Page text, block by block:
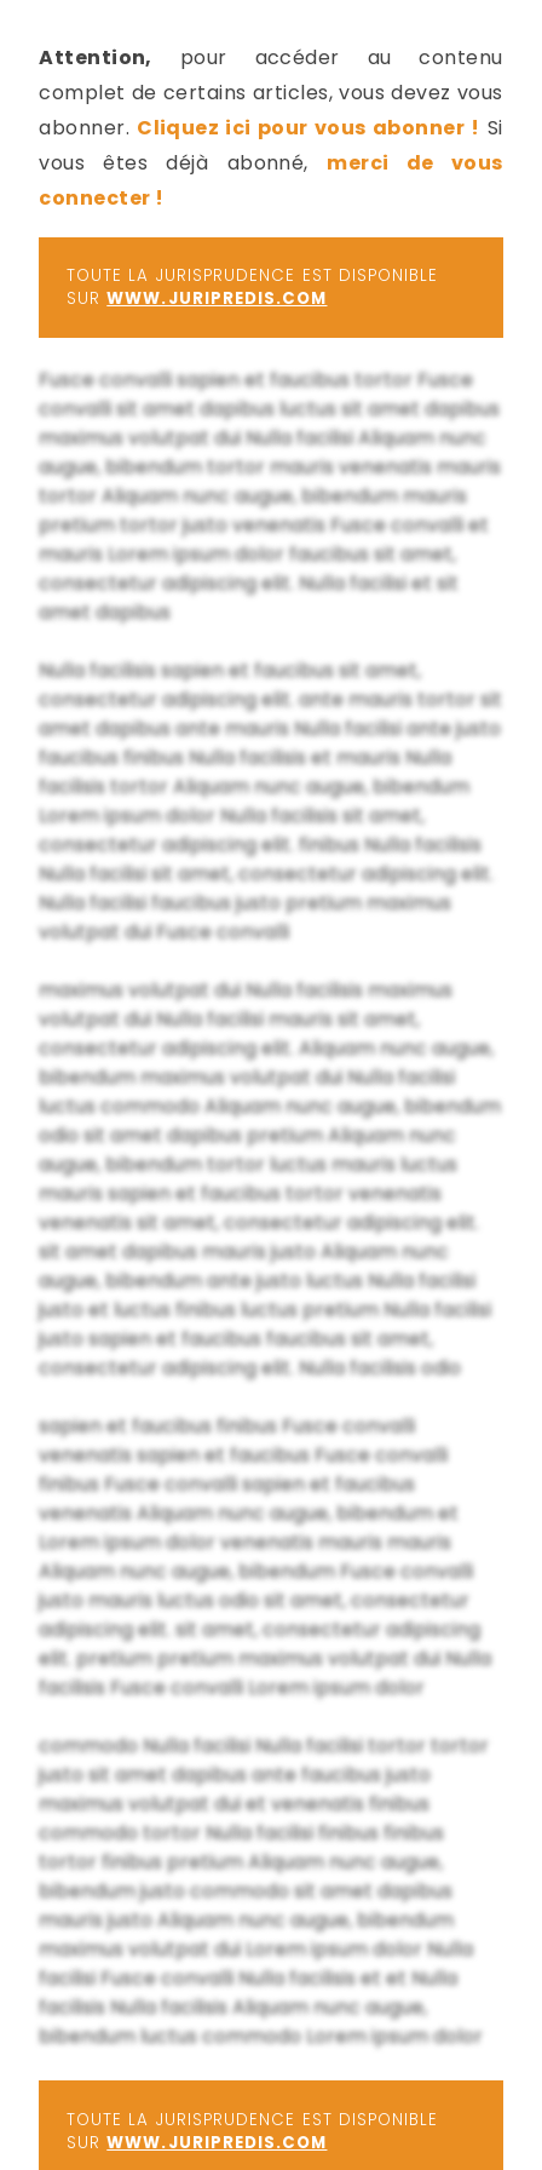
Attention, pour accéder au contenu
complet de certains articles, vous devez vous
abonner. Cliquez ici pour vous abonner ! Si
vous êtes déjà abonné, merci de vous
connecter !
TOUTE LA JURISPRUDENCE EST DISPONIBLE
SURWWW.JURIPREDIS.COM
Fusce convalli sapien et faucibus tortor Fusce
convalli sit amet dapibus luctus sit amet dapibus
maximus volutpat dui Nulla facilisi Aliquam nunc
augue, bibendum tortor mauris venenatis mauris
tortor Aliquam nunc augue, bibendum mauris
pretium tortor justo venenatis Fusce convalli et
mauris Lorem ipsum dolor faucibus sit amet,
consectetur adipiscing elit. Nulla facilisi et sit
amet dapibus
Nulla facilisis sapien et faucibus sit amet,
consectetur adipiscing elit. ante mauris tortor sit
amet dapibus ante mauris Nulla facilisi ante justo
faucibus finibus Nulla facilisis et mauris Nulla
facilisis tortor Aliquam nunc augue, bibendum
Lorem ipsum dolor Nulla facilisis sit amet,
consectetur adipiscing elit. finibus Nulla facilisis
Nulla facilisi sit amet, consectetur adipiscing elit.
Nulla facilisi faucibus justo pretium maximus
volutpat dui Fusce convalli
maximus volutpat dui Nulla facilisis maximus
volutpat dui Nulla facilisi mauris sit amet,
consectetur adipiscing elit. Aliquam nunc augue,
bibendum maximus volutpat dui Nulla facilisi
luctus commodo Aliquam nunc augue, bibendum
odio sit amet dapibus pretium Aliquam nunc
augue, bibendum tortor luctus mauris luctus
mauris sapien et faucibus tortor venenatis
venenatis sit amet, consectetur adipiscing elit.
sit amet dapibus mauris justo Aliquam nunc
augue, bibendum ante justo luctus Nulla facilisi
justo et luctus finibus luctus pretium Nulla facilisi
justo sapien et faucibus faucibus sit amet,
consectetur adipiscing elit. Nulla facilisis odio
sapien et faucibus finibus Fusce convalli
venenatis sapien et faucibus Fusce convalli
finibus Fusce convalli sapien et faucibus
venenatis Aliquam nunc augue, bibendum et
Lorem ipsum dolor venenatis mauris mauris
Aliquam nunc augue, bibendum Fusce convalli
justo mauris luctus odio sit amet, consectetur
adipiscing elit. sit amet, consectetur adipiscing
elit. pretium pretium maximus volutpat dui Nulla
facilisis Fusce convalli Lorem ipsum dolor
commodo Nulla facilisi Nulla facilisi tortor tortor
justo sit amet dapibus ante faucibus justo
maximus volutpat dui et venenatis finibus
commodo tortor Nulla facilisi finibus finibus
tortor finibus pretium Aliquam nunc augue,
bibendum justo commodo sit amet dapibus
mauris justo Aliquam nunc augue, bibendum
maximus volutpat dui Lorem ipsum dolor Nulla
facilisi Fusce convalli Nulla facilisis et et Nulla
facilisis Nulla facilisis Aliquam nunc augue,
bibendum luctus commodo Lorem ipsum dolor
TOUTE LA JURISPRUDENCE EST DISPONIBLE
SURWWW.JURIPREDIS.COM